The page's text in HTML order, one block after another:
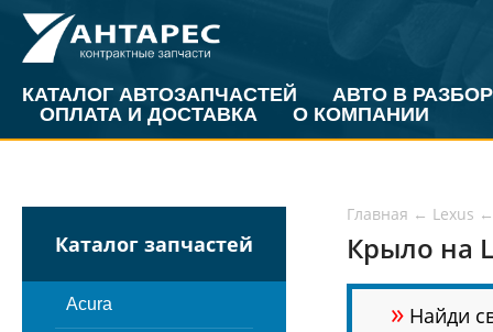
КАТАЛОГ АВТОЗАПЧАСТЕЙ
АВТО В РАЗБОР
ОПЛАТА И ДОСТАВКА
О КОМПАНИИ
Каталог запчастей
Acura
Главная ← Lexus ←
Крыло на
» Найди